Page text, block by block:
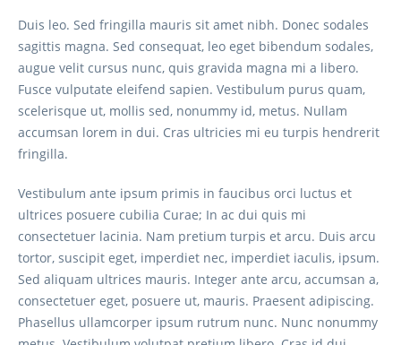
Duis leo. Sed fringilla mauris sit amet nibh. Donec sodales
sagittis magna. Sed consequat, leo eget bibendum sodales,
augue velit cursus nunc, quis gravida magna mi a libero.
Fusce vulputate eleifend sapien. Vestibulum purus quam,
scelerisque ut, mollis sed, nonummy id, metus. Nullam
accumsan lorem in dui. Cras ultricies mi eu turpis hendrerit
fringilla.
Vestibulum ante ipsum primis in faucibus orci luctus et
ultrices posuere cubilia Curae; In ac dui quis mi
consectetuer lacinia. Nam pretium turpis et arcu. Duis arcu
tortor, suscipit eget, imperdiet nec, imperdiet iaculis, ipsum.
Sed aliquam ultrices mauris. Integer ante arcu, accumsan a,
consectetuer eget, posuere ut, mauris. Praesent adipiscing.
Phasellus ullamcorper ipsum rutrum nunc. Nunc nonummy